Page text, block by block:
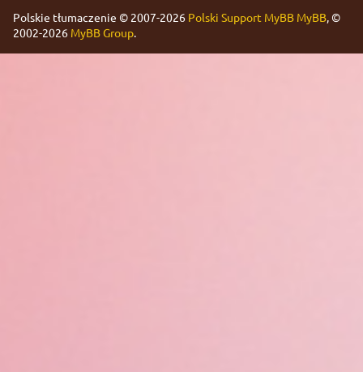
Polskie tłumaczenie © 2007-2026 Polski Support MyBB MyBB, ©
2002-2026 MyBB Group.